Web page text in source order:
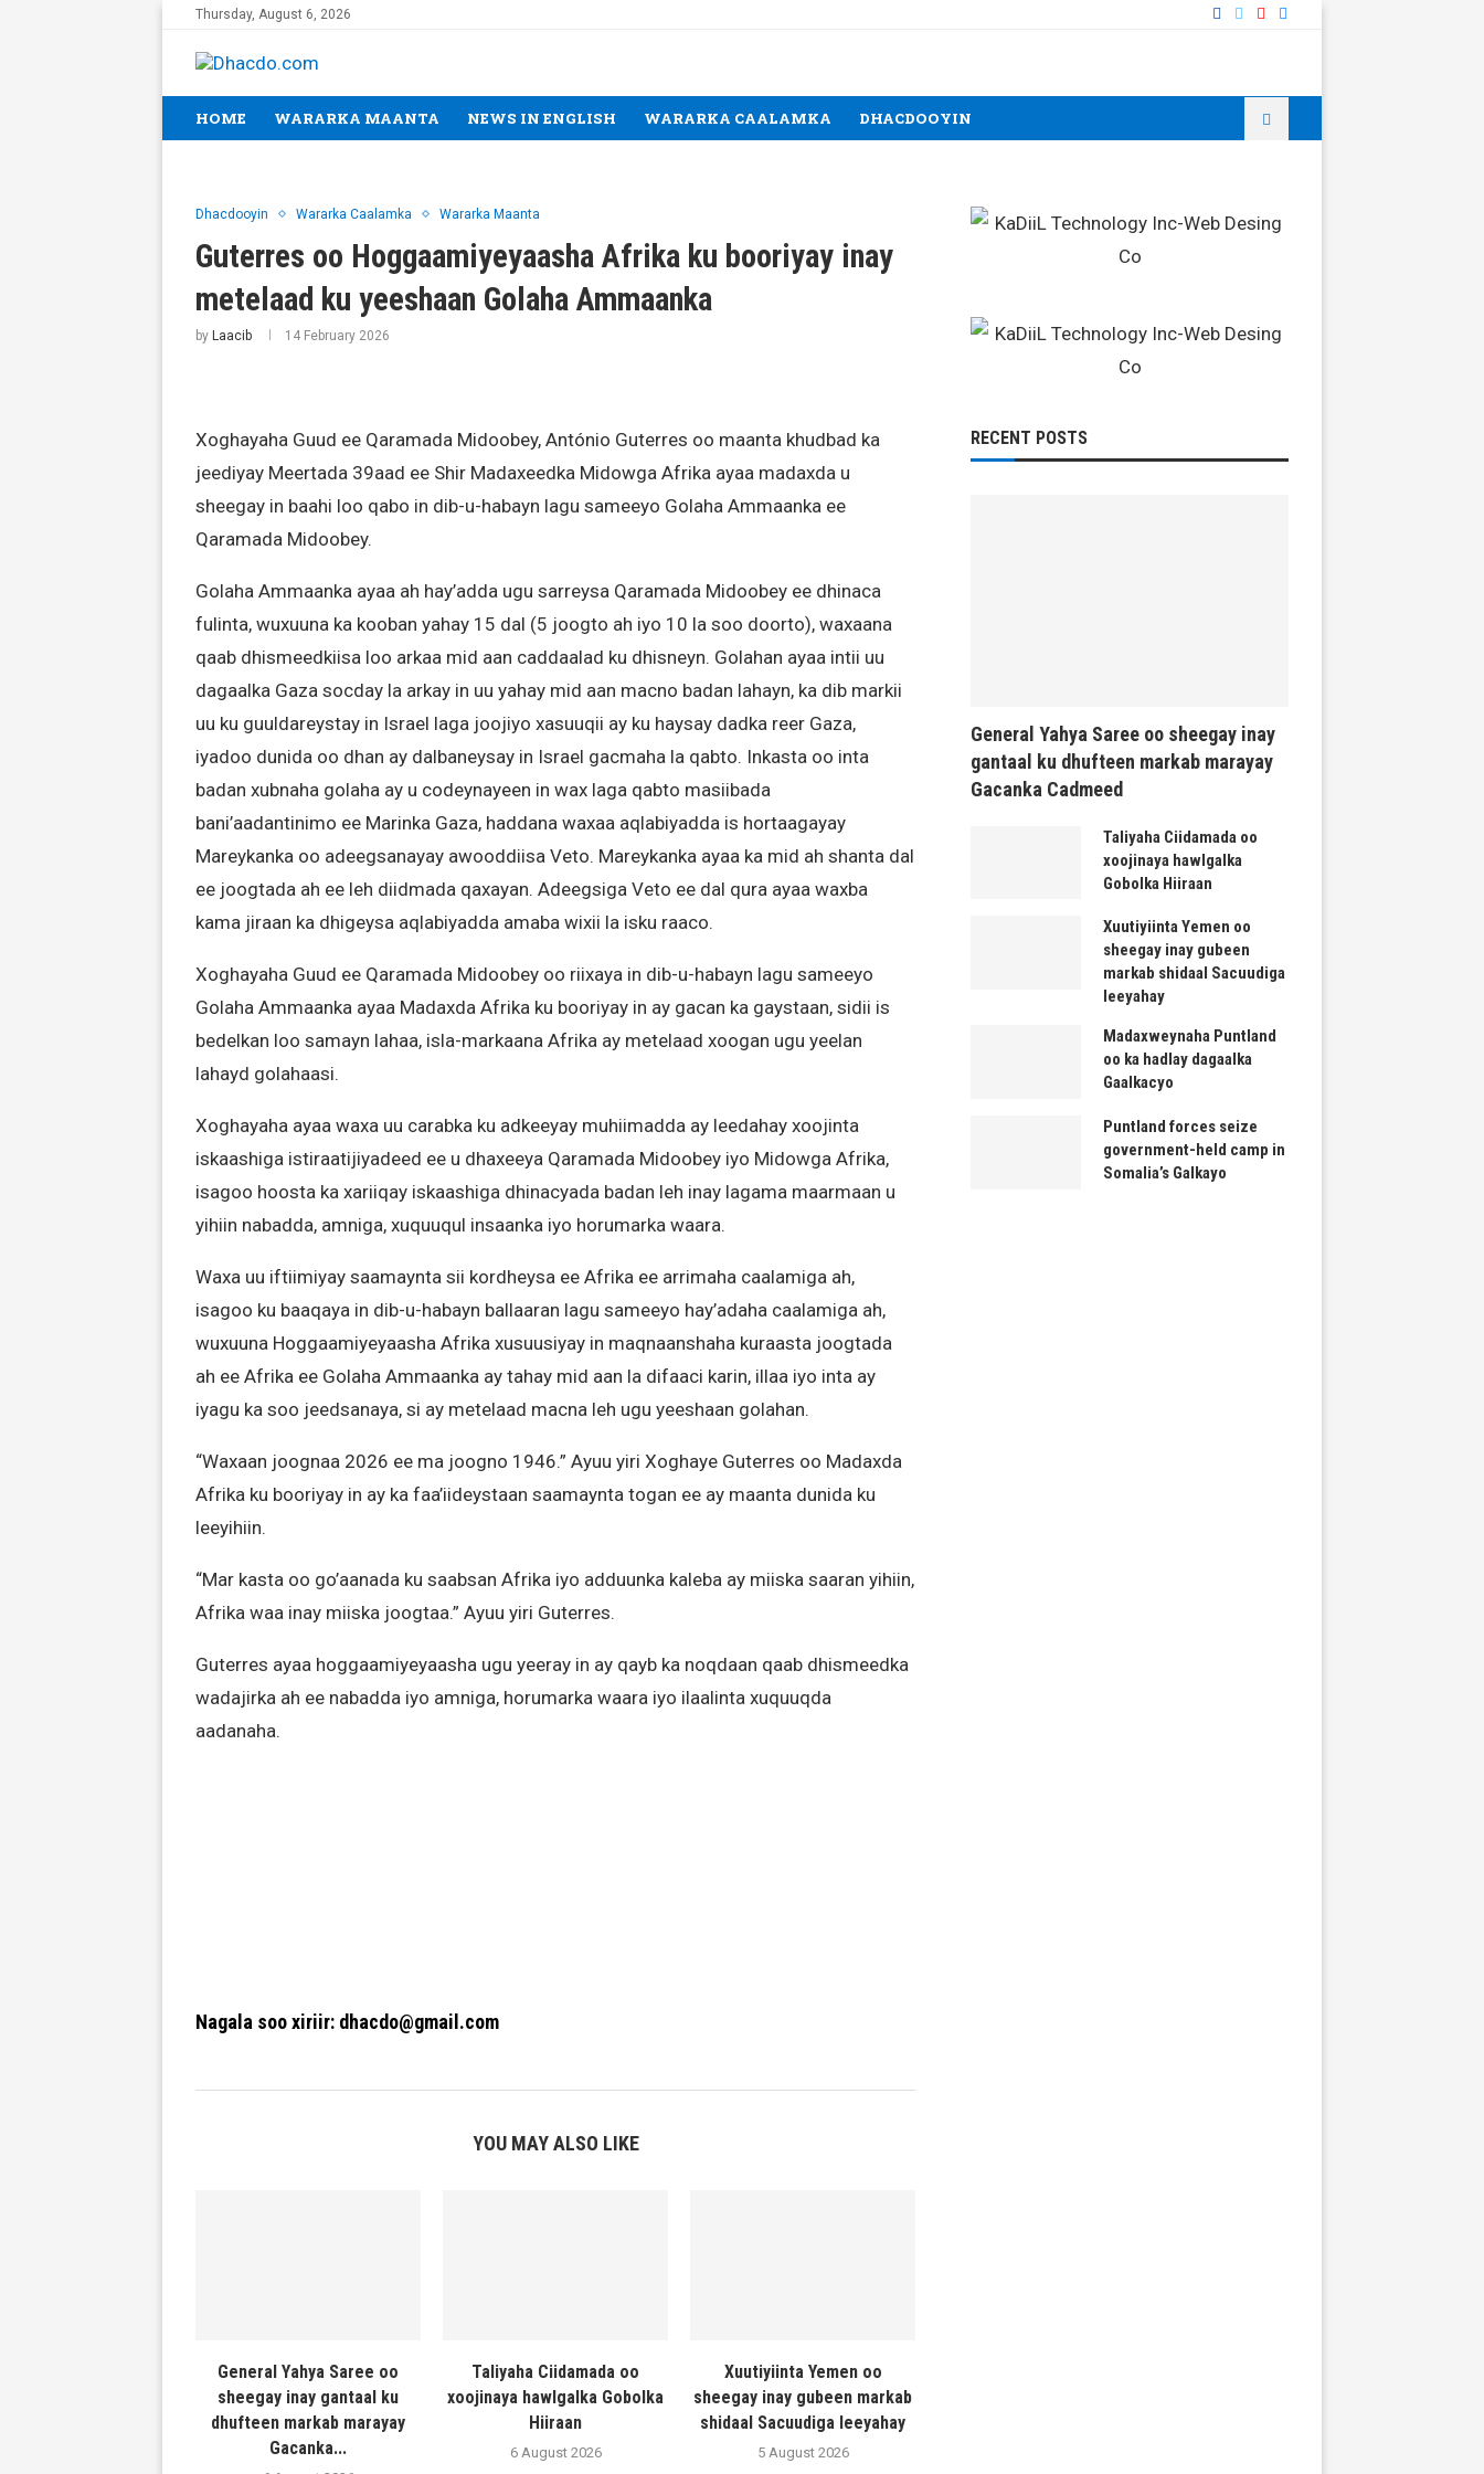
Thursday, August 6, 2026
HOME WARARKA MAANTA NEWS IN ENGLISH WARARKA CAALAMKA DHACDOOYIN
Dhacdooyin Wararka Caalamka Wararka Maanta
Guterres oo Hoggaamiyeyaasha Afrika ku booriyay inay
metelaad ku yeeshaan Golaha Ammaanka
by Laacib 14 February 2026
Xoghayaha Guud ee Qaramada Midoobey, António Guterres oo maanta khudbad ka
jeediyay Meertada 39aad ee Shir Madaxeedka Midowga Afrika ayaa madaxda u
sheegay in baahi loo qabo in dib-u-habayn lagu sameeyo Golaha Ammaanka ee
Qaramada Midoobey.
Golaha Ammaanka ayaa ah hay’adda ugu sarreysa Qaramada Midoobey ee dhinaca
fulinta, wuxuuna ka kooban yahay 15 dal (5 joogto ah iyo 10 la soo doorto), waxaana
qaab dhismeedkiisa loo arkaa mid aan caddaalad ku dhisneyn. Golahan ayaa intii uu
dagaalka Gaza socday la arkay in uu yahay mid aan macno badan lahayn, ka dib markii
uu ku guuldareystay in Israel laga joojiyo xasuuqii ay ku haysay dadka reer Gaza,
iyadoo dunida oo dhan ay dalbaneysay in Israel gacmaha la qabto. Inkasta oo inta
badan xubnaha golaha ay u codeynayeen in wax laga qabto masiibada
bani’aadantinimo ee Marinka Gaza, haddana waxaa aqlabiyadda is hortaagayay
Mareykanka oo adeegsanayay awooddiisa Veto. Mareykanka ayaa ka mid ah shanta dal
ee joogtada ah ee leh diidmada qaxayan. Adeegsiga Veto ee dal qura ayaa waxba
kama jiraan ka dhigeysa aqlabiyadda amaba wixii la isku raaco.
Xoghayaha Guud ee Qaramada Midoobey oo riixaya in dib-u-habayn lagu sameeyo
Golaha Ammaanka ayaa Madaxda Afrika ku booriyay in ay gacan ka gaystaan, sidii is
bedelkan loo samayn lahaa, isla-markaana Afrika ay metelaad xoogan ugu yeelan
lahayd golahaasi.
Xoghayaha ayaa waxa uu carabka ku adkeeyay muhiimadda ay leedahay xoojinta
iskaashiga istiraatijiyadeed ee u dhaxeeya Qaramada Midoobey iyo Midowga Afrika,
isagoo hoosta ka xariiqay iskaashiga dhinacyada badan leh inay lagama maarmaan u
yihiin nabadda, amniga, xuquuqul insaanka iyo horumarka waara.
Waxa uu iftiimiyay saamaynta sii kordheysa ee Afrika ee arrimaha caalamiga ah,
isagoo ku baaqaya in dib-u-habayn ballaaran lagu sameeyo hay’adaha caalamiga ah,
wuxuuna Hoggaamiyeyaasha Afrika xusuusiyay in maqnaanshaha kuraasta joogtada
ah ee Afrika ee Golaha Ammaanka ay tahay mid aan la difaaci karin, illaa iyo inta ay
iyagu ka soo jeedsanaya, si ay metelaad macna leh ugu yeeshaan golahan.
“Waxaan joognaa 2026 ee ma joogno 1946.” Ayuu yiri Xoghaye Guterres oo Madaxda
Afrika ku booriyay in ay ka faa’iideystaan saamaynta togan ee ay maanta dunida ku
leeyihiin.
“Mar kasta oo go’aanada ku saabsan Afrika iyo adduunka kaleba ay miiska saaran yihiin,
Afrika waa inay miiska joogtaa.” Ayuu yiri Guterres.
Guterres ayaa hoggaamiyeyaasha ugu yeeray in ay qayb ka noqdaan qaab dhismeedka
wadajirka ah ee nabadda iyo amniga, horumarka waara iyo ilaalinta xuquuqda
aadanaha.
Nagala soo xiriir: dhacdo@gmail.com
YOU MAY ALSO LIKE
General Yahya Saree oo
sheegay inay gantaal ku
dhufteen markab marayay
Gacanka...
Taliyaha Ciidamada oo
xoojinaya hawlgalka Gobolka
Hiiraan
6 August 2026
Xuutiyiinta Yemen oo
sheegay inay gubeen markab
shidaal Sacuudiga leeyahay
5 August 2026
RECENT POSTS
General Yahya Saree oo sheegay inay
gantaal ku dhufteen markab marayay
Gacanka Cadmeed
Taliyaha Ciidamada oo
xoojinaya hawlgalka
Gobolka Hiiraan
Xuutiyiinta Yemen oo
sheegay inay gubeen
markab shidaal Sacuudiga
leeyahay
Madaxweynaha Puntland
oo ka hadlay dagaalka
Gaalkacyo
Puntland forces seize
government-held camp in
Somalia’s Galkayo